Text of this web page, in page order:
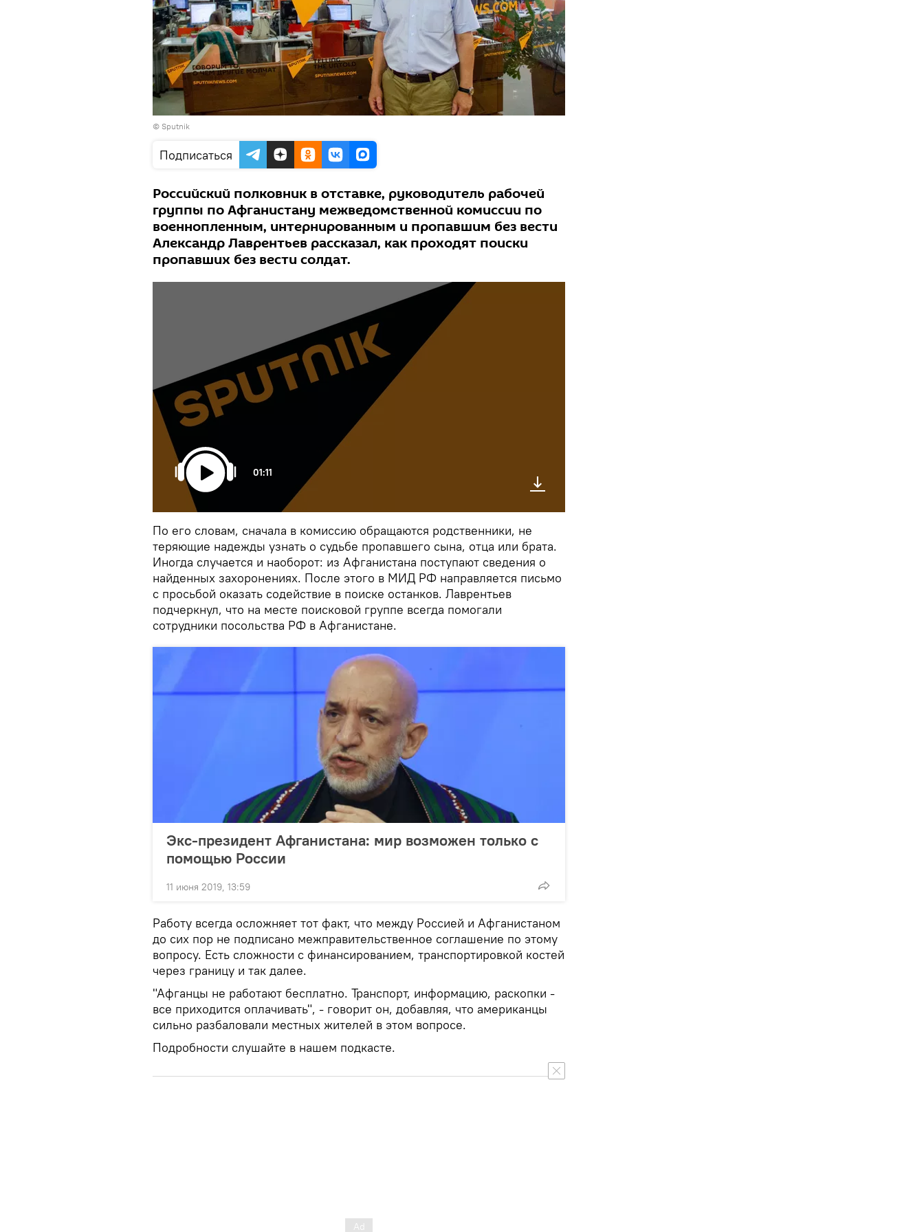
© Sputnik
Подписаться
Российский полковник в отставке, руководитель рабочей
группы по Афганистану межведомственной комиссии по
военнопленным, интернированным и пропавшим без вести
Александр Лаврентьев рассказал, как проходят поиски
пропавших без вести солдат.
01:11
По его словам, сначала в комиссию обращаются родственники, не
теряющие надежды узнать о судьбе пропавшего сына, отца или брата.
Иногда случается и наоборот: из Афганистана поступают сведения о
найденных захоронениях. После этого в МИД РФ направляется письмо
с просьбой оказать содействие в поиске останков. Лаврентьев
подчеркнул, что на месте поисковой группе всегда помогали
сотрудники посольства РФ в Афганистане.
Экс-президент Афганистана: мир возможен только с
помощью России
11 июня 2019, 13:59
Работу всегда осложняет тот факт, что между Россией и Афганистаном
до сих пор не подписано межправительственное соглашение по этому
вопросу. Есть сложности с финансированием, транспортировкой костей
через границу и так далее.
"Афганцы не работают бесплатно. Транспорт, информацию, раскопки -
все приходится оплачивать", - говорит он, добавляя, что американцы
сильно разбаловали местных жителей в этом вопросе.
Подробности слушайте в нашем подкасте.